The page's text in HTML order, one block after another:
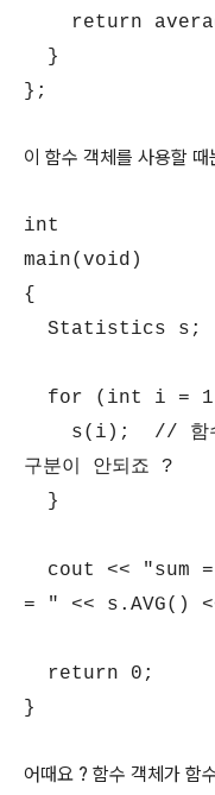
return
}
};
이 함수 객체를 사용할
int
main(void)
{
Statistics s;
for (int i =
s(i); // 함수 객
구분이 안되죠 ?
}
cout << "sum
= " << s.AVG()
return 0;
}
어때요 ? 함수 객체가 함